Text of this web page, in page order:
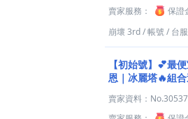
賣家服務：
保證
崩壞 3rd/帳號/ 台服
【初始號】💕最
恩｜冰麗塔🔥組
賣家資料：